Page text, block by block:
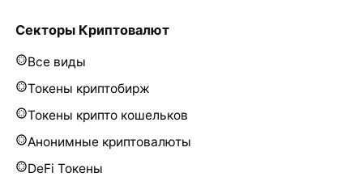
Секторы Криптовалют
Все виды
Токены криптобирж
Токены крипто кошельков
Анонимные криптовалюты
DeFi Токены